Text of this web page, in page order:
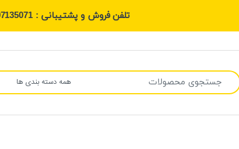
تلفن فروش و پشتیبانی : 07135071
برای: